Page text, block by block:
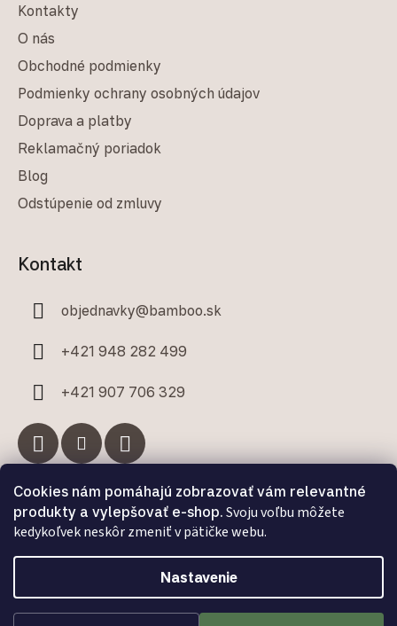
Cookies nám pomáhajú zobrazovať vám relevantné
produkty a vylepšovať e-shop. Svoju voľbu môžete
kedykoľvek neskôr zmeniť v pätičke webu.
Nastavenie
Kontakty
O nás
Obchodné podmienky
Podmienky ochrany osobných údajov
Doprava a platby
Reklamačný poriadok
Blog
Odstúpenie od zmluvy
Kontakt
objednavky@bamboo.sk
+421 948 282 499
+421 907 706 329
Facebook
Vytvoril Shoptet Premium a Adatelier